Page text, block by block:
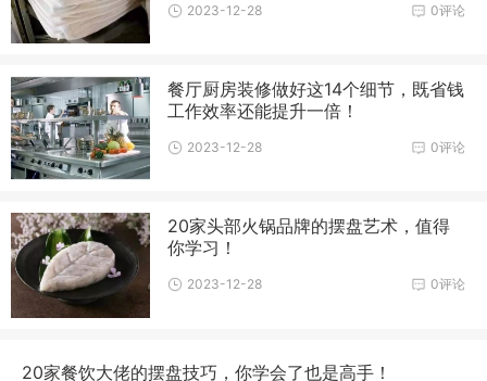
0评论
2023-12-28
餐厅厨房装修做好这14个细节，既省钱
工作效率还能提升一倍！
0评论
2023-12-28
20家头部火锅品牌的摆盘艺术，值得
你学习！
0评论
2023-12-28
20家餐饮大佬的摆盘技巧，你学会了也是高手！